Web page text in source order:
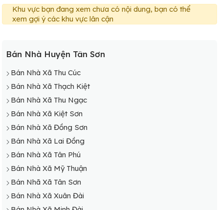
Khu vực bạn đang xem chưa có nội dung, bạn có thể
xem gợi ý các khu vực lân cận
Bán Nhà Huyện Tân Sơn
Bán Nhà Xã Thu Cúc
Bán Nhà Xã Thạch Kiệt
Bán Nhà Xã Thu Ngạc
Bán Nhà Xã Kiệt Sơn
Bán Nhà Xã Đồng Sơn
Bán Nhà Xã Lai Đồng
Bán Nhà Xã Tân Phú
Bán Nhà Xã Mỹ Thuận
Bán Nhã Xã Tân Sơn
Bán Nhà Xã Xuân Đài